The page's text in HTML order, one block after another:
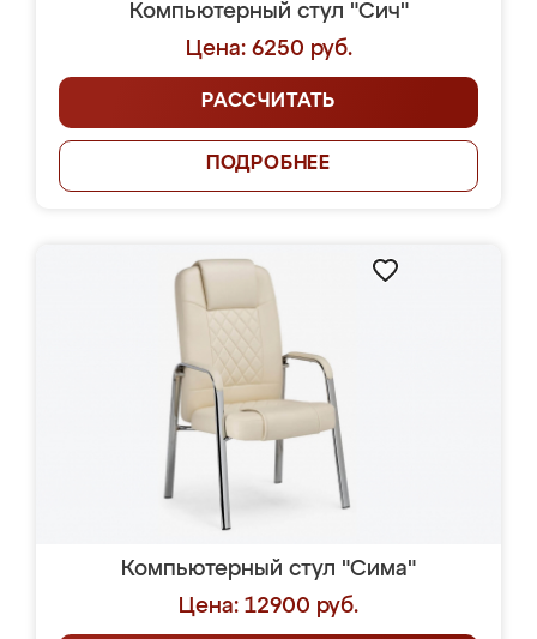
Компьютерный стул "Сич"
Цена: 6250 руб.
РАССЧИТАТЬ
ПОДРОБНЕЕ
Компьютерный стул "Сима"
Цена: 12900 руб.